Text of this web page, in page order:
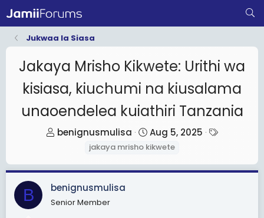
Jukwaa la Siasa
Jakaya Mrisho Kikwete: Urithi wa
kisiasa, kiuchumi na kiusalama
unaoendelea kuiathiri Tanzania
T
e
a
d
benignusmulisa
S
t
r
Aug 5, 2025
T
s
jakaya mrisho kikwete
B benignusmulisa
Senior Member